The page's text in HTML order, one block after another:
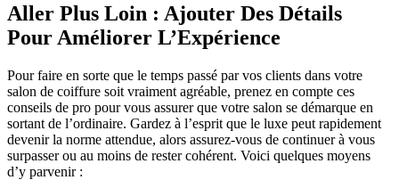
Aller Plus Loin : Ajouter Des Détails
Pour Améliorer L’Expérience
Pour faire en sorte que le temps passé par vos clients dans votre
salon de coiffure soit vraiment agréable, prenez en compte ces
conseils de pro pour vous assurer que votre salon se démarque en
sortant de l’ordinaire. Gardez à l’esprit que le luxe peut rapidement
devenir la norme attendue, alors assurez-vous de continuer à vous
surpasser ou au moins de rester cohérent. Voici quelques moyens
d’y parvenir :